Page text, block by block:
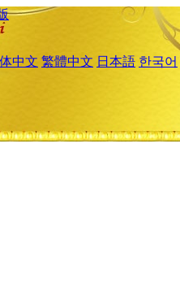
中文 繁體中文 日本語 한국어